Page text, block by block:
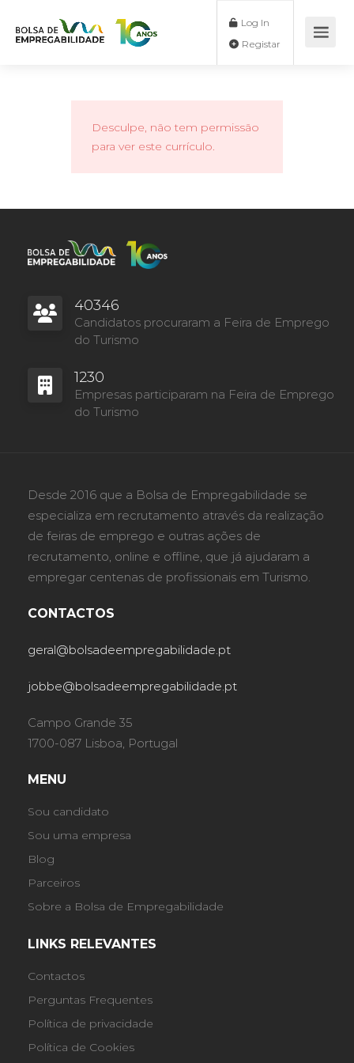
Log In
Desculpe, não tem permissão
para ver este currículo.
40346
Candidatos procuraram a Feira de Emprego
do Turismo
1230
Empresas participaram na Feira de Emprego
do Turismo
Desde 2016 que a Bolsa de Empregabilidade se
especializa em recrutamento através da realização
de feiras de emprego e outras ações de
recrutamento, online e offline, que já ajudaram a
empregar centenas de profissionais em Turismo.
CONTACTOS
geral@bolsadeempregabilidade.pt
jobbe@bolsadeempregabilidade.pt
Campo Grande 35
1700-087 Lisboa, Portugal
MENU
Sou candidato
Sou uma empresa
Blog
Parceiros
Sobre a Bolsa de Empregabilidade
LINKS RELEVANTES
Contactos
Perguntas Frequentes
Política de privacidade
Política de Cookies